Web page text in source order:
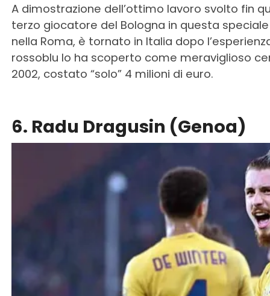
A dimostrazione dell’ottimo lavoro svolto fin
terzo giocatore del Bologna in questa
nella Roma, è tornato in Italia dopo
rossoblu lo ha scoperto come meraviglioso
2002, costato “solo” 4 milioni di euro.
6. Radu Dragusin (Genoa)